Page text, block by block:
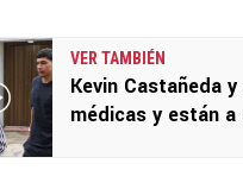
VER TAMBIÉN
Kevin Castañeda
médicas y están